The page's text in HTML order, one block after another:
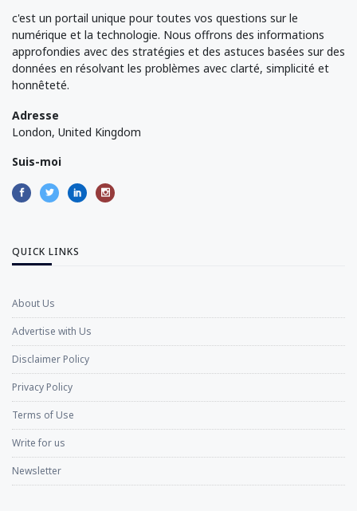
c'est un portail unique pour toutes vos questions sur le
numérique et la technologie. Nous offrons des informations
approfondies avec des stratégies et des astuces basées sur des
données en résolvant les problèmes avec clarté, simplicité et
honnêteté.
Adresse
London, United Kingdom
Suis-moi
QUICK LINKS
About Us
Advertise with Us
Disclaimer Policy
Privacy Policy
Terms of Use
Write for us
Newsletter